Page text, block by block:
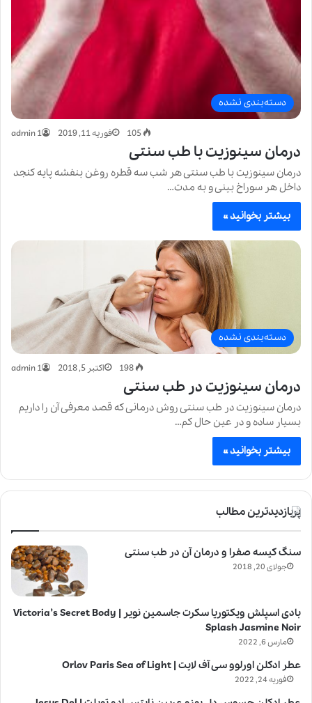
دسته‌بندی نشده
admin 1 فوریه 11, 2019
درمان سینوزیت با طب سنتی
درمان سینوزیت با طب سنتی هر شب سه قطره روغن بنفشه پایه کنجد
داخل هر سوراخ بینی و به مدت…
بیشتر بخوانید »
دسته‌بندی نشده
admin 1 اکتبر 5, 2018
درمان سینوزیت در طب سنتی
درمان سینوزیت در طب سنتی روش درمانی که قصد معرفی آن را داریم
بسیار ساده و در عین حال کم…
بیشتر بخوانید »
پربازدیدترین مطالب
سنگ کیسه صفرا و درمان آن در طب سنتی
جولای 20, 2018
بادی اسپلش ویکتوریا سکرت جاسمین نویر | Victoria’s Secret Body
Splash Jasmine Noir
مارس 6, 2022
عطر ادکلن اورلوو سی آف لایت | Orlov Paris Sea of Light
فوریه 24, 2022